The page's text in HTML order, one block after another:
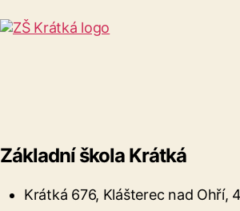
Základní škola Krátká
Krátká 676, Klášterec nad Ohří,